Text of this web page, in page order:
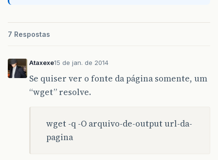
7 Respostas
Ataxexe15 de jan. de 2014
Se quiser ver o fonte da página somente, um
“wget” resolve.
wget -q -O arquivo-de-output url-da-
pagina